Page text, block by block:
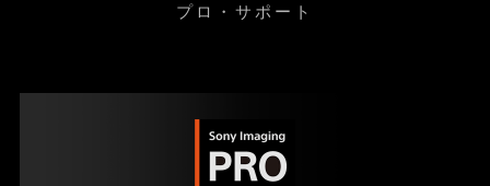
プロ・サポート